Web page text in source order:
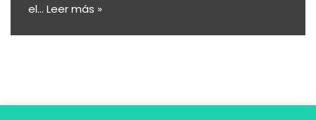
el… Leer más »